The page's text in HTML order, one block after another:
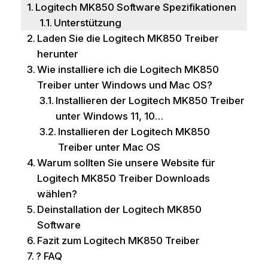
Logitech MK850 Software Spezifikationen
Unterstützung
Laden Sie die Logitech MK850 Treiber
herunter
Wie installiere ich die Logitech MK850
Treiber unter Windows und Mac OS?
Installieren der Logitech MK850 Treiber
unter Windows 11, 10…
Installieren der Logitech MK850
Treiber unter Mac OS
Warum sollten Sie unsere Website für
Logitech MK850 Treiber Downloads
wählen?
Deinstallation der Logitech MK850
Software
Fazit zum Logitech MK850 Treiber
? FAQ